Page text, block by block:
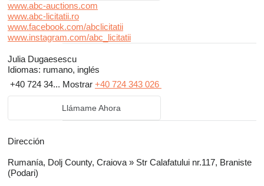
www.abc-auctions.com
www.abc-licitatii.ro
www.facebook.com/abclicitatii
www.instagram.com/abc_licitatii
Julia Dugaesescu
Idiomas: rumano, inglés
+40 724 34... Mostrar +40 724 343 026
Llámame Ahora
Dirección
Rumanía, Dolj County, Craiova » Str Calafatului nr.117, Braniste
(Podari)